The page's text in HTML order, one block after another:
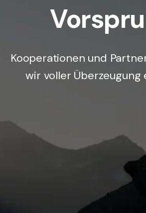
Kooperationen und
wir voller Überzeugung